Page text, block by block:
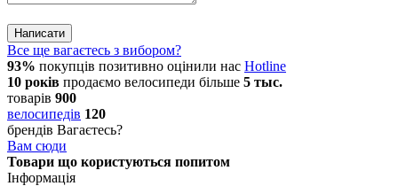
Написати
Все ще вагаєтесь з вибором?
93% покупців позитивно оцінили нас Hotline
10 років продаємо велосипеди більше 5 тыс.
товарів 900
велосипедів 120
брендів Вагаєтесь?
Вам сюди
Товари що користуються попитом
Інформація